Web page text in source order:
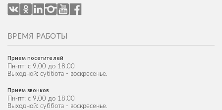
ВРЕМЯ РАБОТЫ
Прием посетителей
Пн-пт: с 9.00 до 18.00
Выходной: суббота - воскресенье.
Прием звонков
Пн-пт: с 9.00 до 18.00
Выходной: суббота - воскресенье.